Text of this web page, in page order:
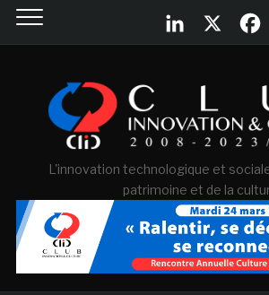
L'innovation technologique et
patrimoine et de la